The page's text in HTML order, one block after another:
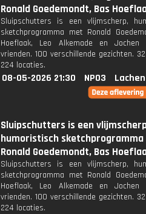
Ronald Goedemondt, Bas
Sluipschutters is een vlijmscherp,
sketchprogramma met Ronald
Hoeflaak, Leo Alkemade en
vrienden. 100 verschillende gezichten.
224 locaties.
08-05-2026 21:30 NPO3
Sluipschutters is een
humoristisch
Ronald Goedemondt, Bas
Sluipschutters is een vlijmscherp,
sketchprogramma met Ronald
Hoeflaak, Leo Alkemade en
vrienden. 100 verschillende gezichten.
224 locaties.